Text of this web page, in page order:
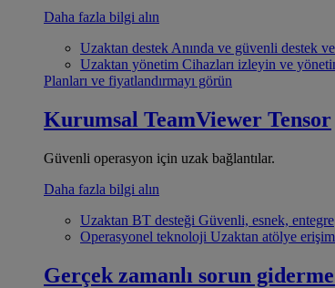
Daha fazla bilgi alın
Uzaktan destek Anında ve güvenli destek
Uzaktan yönetim Cihazları izleyin ve
Planları ve fiyatlandırmayı görün
Kurumsal TeamViewer Tensor
Güvenli operasyon için uzak bağlantılar.
Daha fazla bilgi alın
Uzaktan BT desteği Güvenli, esnek, entegre
Operasyonel teknoloji Uzaktan atölye
Gerçek zamanlı sorun giderme